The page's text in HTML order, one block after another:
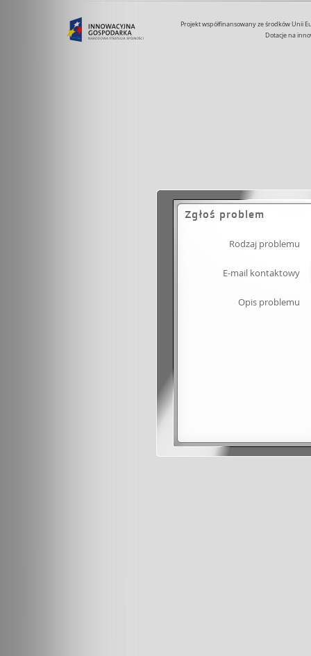
Projekt współfinansowany ze środków Unii
Dotacje na
Zgłoś problem
Rodzaj problemu
E-mail kontaktowy
Opis problemu